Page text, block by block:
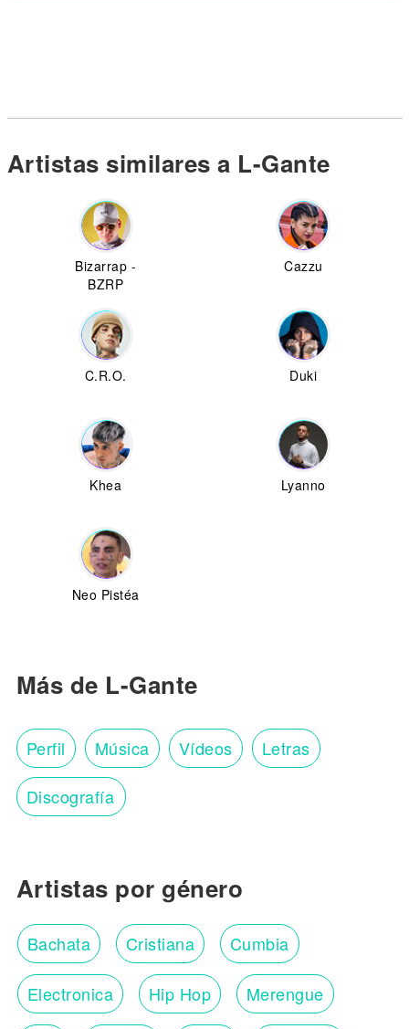
Artistas similares a L-Gante
Bizarrap -
BZRP
Cazzu
C.R.O. Duki
Khea Lyanno
Neo Pistéa
Más de L-Gante
Perfil Música Vídeos Letras
Discografía
Artistas por género
Bachata Cristiana Cumbia
Electronica Hip Hop Merengue